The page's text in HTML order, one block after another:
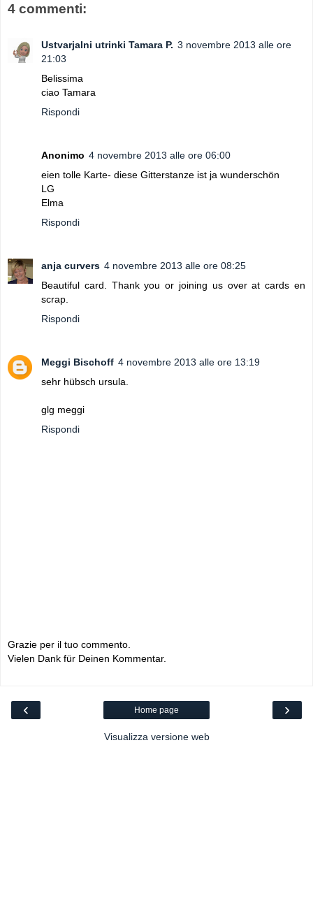
4 commenti:
Ustvarjalni utrinki Tamara P. 3 novembre 2013 alle ore
21:03
Belissima
ciao Tamara
Rispondi
Anonimo 4 novembre 2013 alle ore 06:00
eien tolle Karte- diese Gitterstanze ist ja wunderschön
LG
Elma
Rispondi
anja curvers 4 novembre 2013 alle ore 08:25
Beautiful card. Thank you or joining us over at cards en
scrap.
Rispondi
Meggi Bischoff 4 novembre 2013 alle ore 13:19
sehr hübsch ursula.
glg meggi
Rispondi
Grazie per il tuo commento.
Vielen Dank für Deinen Kommentar.
‹ ›
Home page
Visualizza versione web